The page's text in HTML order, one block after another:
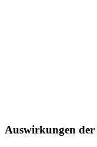
Auswirkungen